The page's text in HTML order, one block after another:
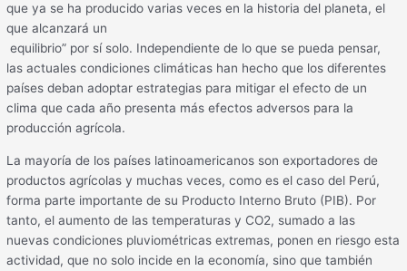
que ya se ha producido varias veces en la historia del planeta, el
que alcanzará un
equilibrio” por sí solo. Independiente de lo que se pueda pensar,
las actuales condiciones climáticas han hecho que los diferentes
países deban adoptar estrategias para mitigar el efecto de un
clima que cada año presenta más efectos adversos para la
producción agrícola.
La mayoría de los países latinoamericanos son exportadores de
productos agrícolas y muchas veces, como es el caso del Perú,
forma parte importante de su Producto Interno Bruto (PIB). Por
tanto, el aumento de las temperaturas y CO2, sumado a las
nuevas condiciones pluviométricas extremas, ponen en riesgo esta
actividad, que no solo incide en la economía, sino que también